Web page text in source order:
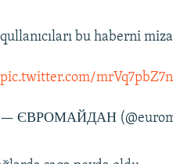
bu haberni
pic.twitter.com/mrVq7pbZ7n
— ЄВРОМАЙДАН